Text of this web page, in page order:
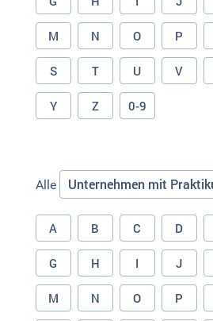
M N O P
S T U V
Y Z 0-9
Alle Unternehmen mit
A B C D
G H I J
M N O P